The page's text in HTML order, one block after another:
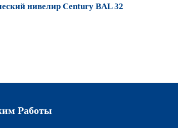
нивелир Century BAL 32
Работы